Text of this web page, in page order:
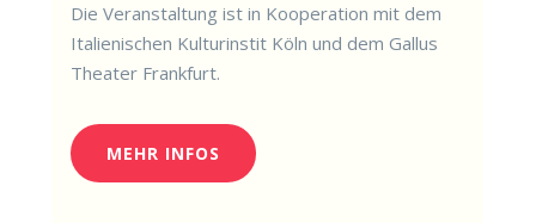
Die Ver­an­stal­tung ist in Koope­ra­ti­on mit dem
Ita­lie­ni­schen Kul­tur­in­s­tit Köln und dem Gal­lus
Thea­ter Frankfurt.
MEHR INFOS